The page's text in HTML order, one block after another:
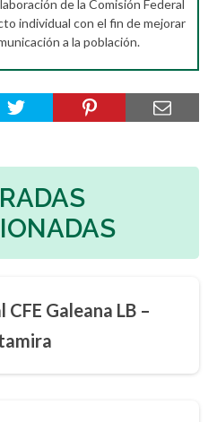
de la Comisión Federal
individual con el fin de mejorar
a la población.
Galeana LB –